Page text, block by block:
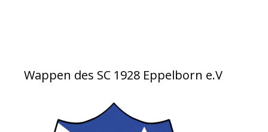
Wappen des SC 1928 Eppelborn e.V